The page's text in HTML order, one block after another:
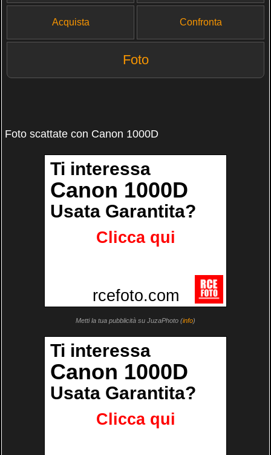
Acquista Confronta
Foto
Foto scattate con Canon 1000D
Metti la tua pubblicità su JuzaPhoto (info)